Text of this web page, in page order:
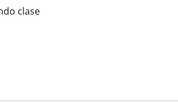
clase